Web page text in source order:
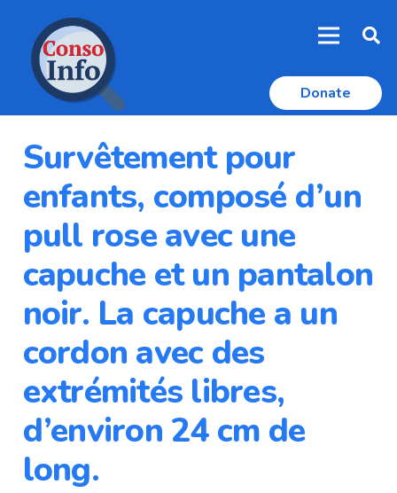
Donate
Survêtement pour
enfants, composé d’un
pull rose avec une
capuche et un pantalon
noir. La capuche a un
cordon avec des
extrémités libres,
d’environ 24 cm de
long.